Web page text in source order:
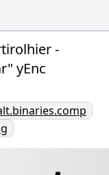
-
yEnc